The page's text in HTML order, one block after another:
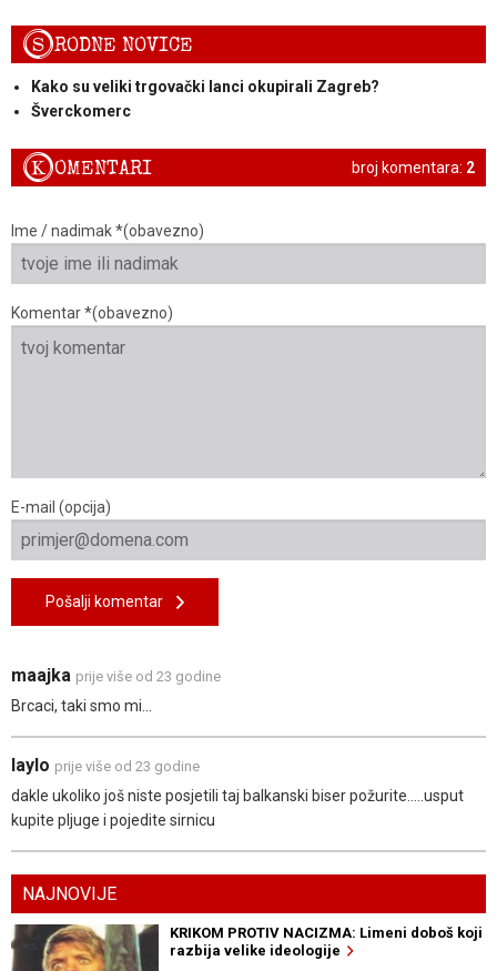
SRODNE NOVICE
Kako su veliki trgovački lanci okupirali Zagreb?
Šverckomerc
broj komentara: 2
KOMENTARI
Ime / nadimak *(obavezno)
Komentar *(obavezno)
E-mail (opcija)
Pošalji komentar
maajka prije više od 23 godine
Brcaci, taki smo mi...
laylo prije više od 23 godine
dakle ukoliko još niste posjetili taj balkanski biser požurite.....usput
kupite pljuge i pojedite sirnicu
NAJNOVIJE
KRIKOM PROTIV NACIZMA: Limeni doboš koji
razbija velike ideologije